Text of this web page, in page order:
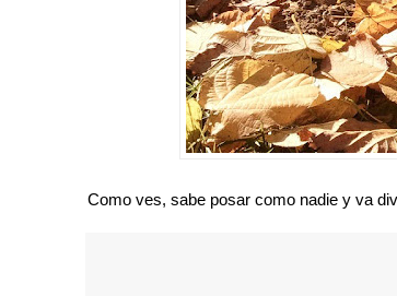
Como ves, sabe posar como nadie y va